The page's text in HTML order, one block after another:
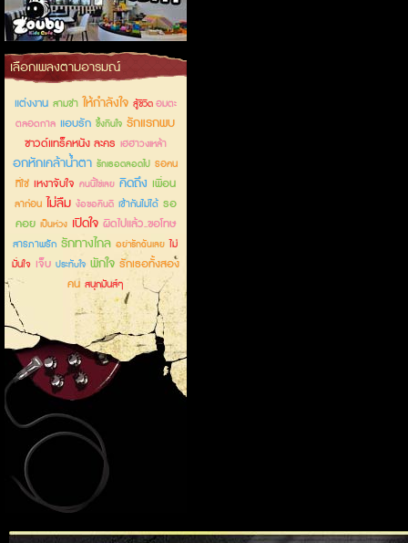
คาเฟ่เด็กลำลูกกา
เลือกเพลงตามอารมณ์
แต่งงาน สามช่า ให้กำลังใจ สู้ชีวิตอมตะ
ตลอดกาล แอบรัก ซึ้งกินใจ รักแรกพบ
ซาวด์แทร็คหนัง ละคร เฮฮาวงเหล้า
อกหักเคล้าน้ำตา รักเธอตลอดไป รอคน
ที่ใช่ เหงาจับใจ คนนี้ใช่เลย คิดถึง เพื่อน
ลาก่อน ไม่ลืม ง้อขอคืนดี เข้ากันไม่ได้ รอ
คอย เป็นห่วง เปิดใจ ผิดไปแล้ว..ขอโทษ
สารภาพรัก รักทางไกล อย่ารักฉันเลย ไม่
มั่นใจ เจ็บ ประทับใจ พักใจ รักเธอทั้งสอง
คน สนุกมันส์ๆ